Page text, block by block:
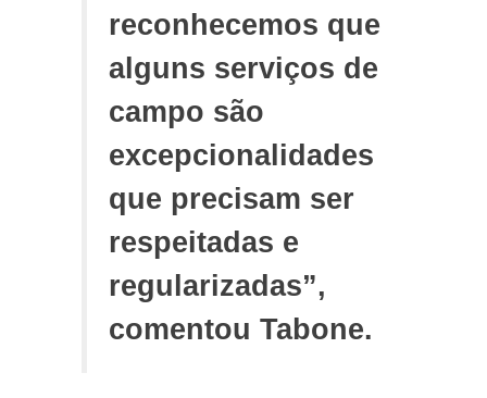
reconhecemos que
alguns serviços de
campo são
excepcionalidades
que precisam ser
respeitadas e
regularizadas”,
comentou Tabone.